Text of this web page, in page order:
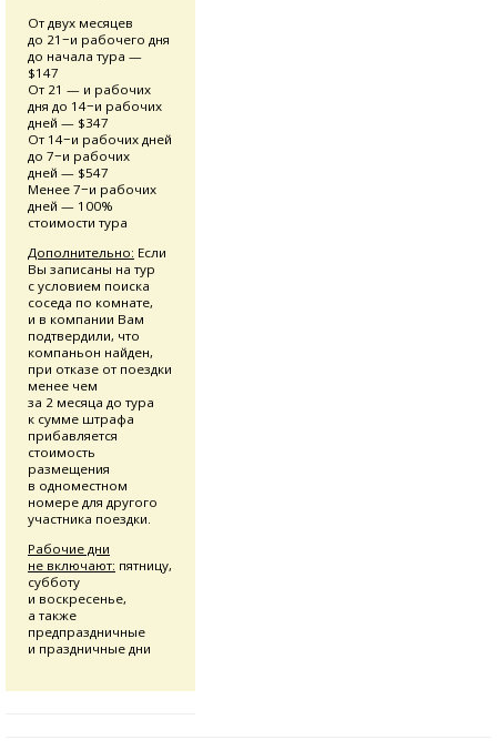
От двух месяцев
до 21−и рабочего дня
до начала тура —
$147
От 21 — и рабочих
дня до 14−и рабочих
дней — $347
От 14−и рабочих дней
до 7−и рабочих
дней — $547
Менее 7−и рабочих
дней — 100%
стоимости тура
Дополнительно: Если
Вы записаны на тур
с условием поиска
соседа по комнате,
и в компании Вам
подтвердили, что
компаньон найден,
при отказе от поездки
менее чем
за 2 месяца до тура
к сумме штрафа
прибавляется
стоимость
размещения
в одноместном
номере для другого
участника поездки.
Рабочие дни
не включают: пятницу,
субботу
и воскресенье,
а также
предпраздничные
и праздничные дни